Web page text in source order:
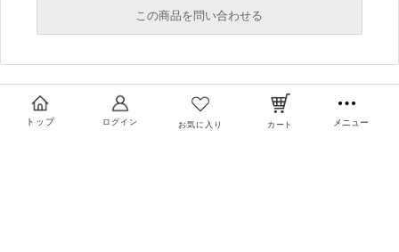
この商品を問い合わせる
トップ ログイン お気に入り カート メニュー